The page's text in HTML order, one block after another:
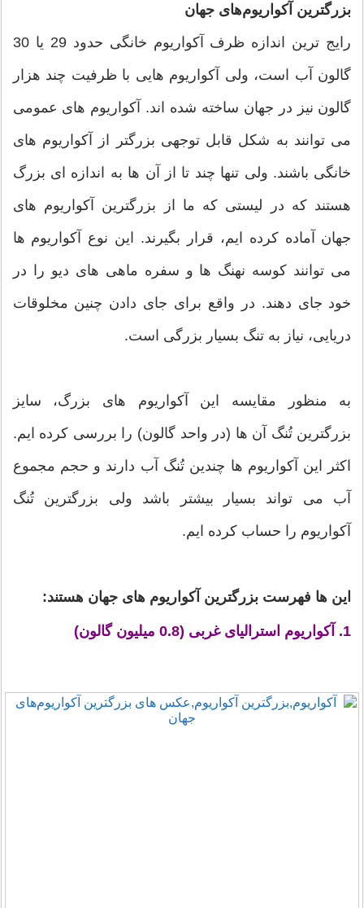
بزرگترین آکواریوم‌های جهان
رایج ترین اندازه ظرف آکواریوم خانگی حدود 29 یا 30
گالون آب است، ولی آکواریوم هایی با ظرفیت چند هزار
گالون نیز در جهان ساخته شده اند. آکواریوم های عمومی
می توانند به شکل قابل توجهی بزرگتر از آکواریوم های
خانگی باشند. ولی تنها چند تا از آن ها به اندازه ای بزرگ
هستند که در لیستی که ما از بزرگترین آکواریوم های
جهان آماده کرده ایم، قرار بگیرند. این نوع آکواریوم ها
می توانند کوسه نهنگ ها و سفره ماهی های دیو را در
خود جای دهند. در واقع برای جای دادن چنین مخلوقات
دریایی، نیاز به تنگ بسیار بزرگی است.
به منظور مقایسه این آکواریوم های بزرگ، سایز
بزرگترین تُنگ آن ها (در واحد گالون) را بررسی کرده ایم.
اکثر این آکواریوم ها چندین تُنگ آب دارند و حجم مجموع
آب می تواند بسیار بیشتر باشد ولی بزرگترین تُنگ
آکواریوم را حساب کرده ایم.
این ها فهرست بزرگترین آکواریوم های جهان هستند:
1. آکواریوم استرالیای غربی (0.8 میلیون گالون)